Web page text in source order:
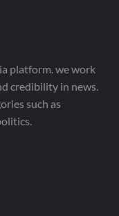
platform. we work
credibility in news.
such as